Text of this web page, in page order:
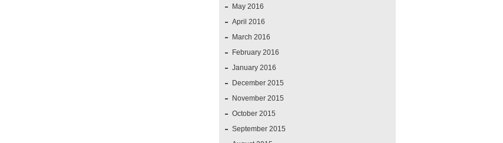
May 2016
April 2016
March 2016
February 2016
January 2016
December 2015
November 2015
October 2015
September 2015